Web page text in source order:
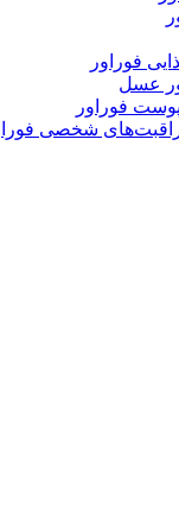
فوراور
عسل
فوراور
شخصی